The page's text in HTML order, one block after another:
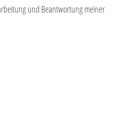
und Beantwortung meiner